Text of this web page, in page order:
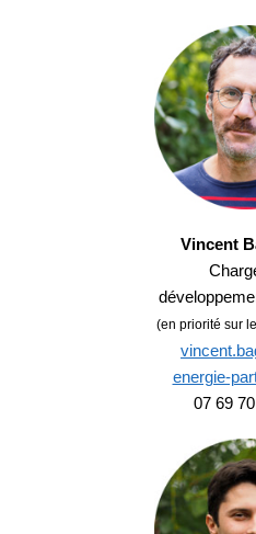
Vincent
(en priorité sur le
energie-
07 69